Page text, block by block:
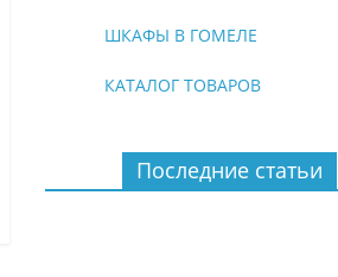
ШКАФЫ В ГОМЕЛЕ
КАТАЛОГ ТОВАРОВ
Последние статьи